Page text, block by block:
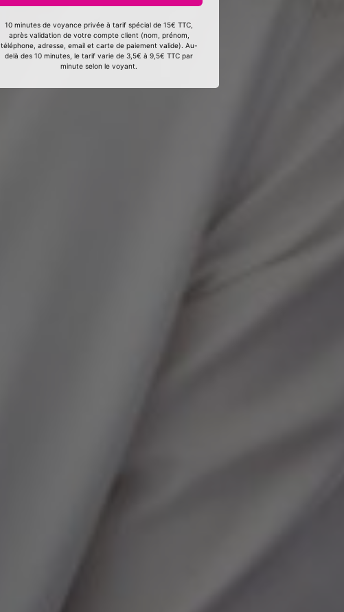
10 minutes de voyance privée à tarif spécial de 15€ TTC,
après validation de votre compte client (nom, prénom,
téléphone, adresse, email et carte de paiement valide). Au-
delà des 10 minutes, le tarif varie de 3,5€ à 9,5€ TTC par
minute selon le voyant.